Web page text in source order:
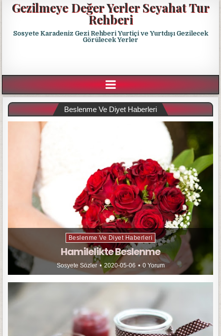
Gezilmeye Değer Yerler Seyahat Tur
Rehberi
Sosyete Karadeniz Gezi Rehberi Yurtiçi ve Yurtdışı Gezilecek
Görülecek Yerler
Beslenme Ve Diyet Haberleri
Beslenme Ve Diyet Haberleri
Hamilelikte Beslenme
Sosyete Sözler 2020-05-06 0 Yorum